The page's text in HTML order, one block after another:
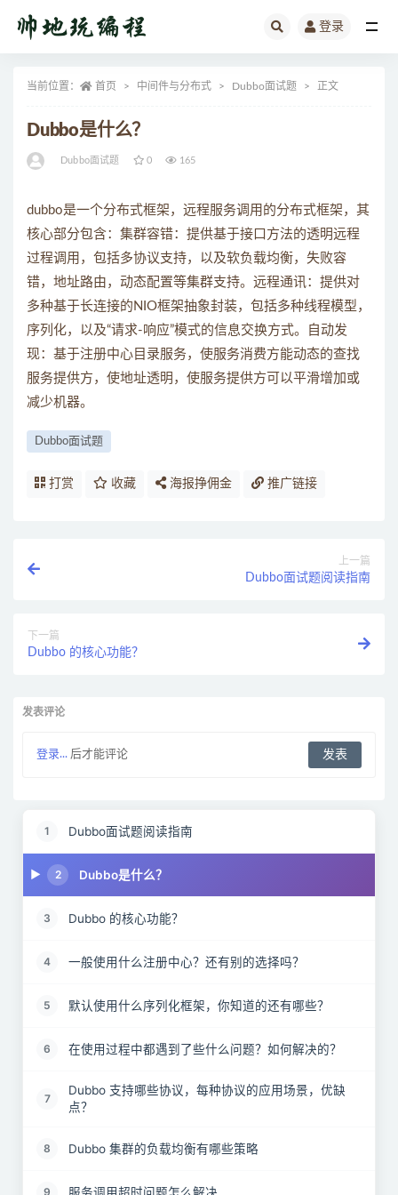
登录
当前位置： 首页 中间件与分布式 Dubbo面试题 正文
Dubbo是什么？
Dubbo面试题 0 165
dubbo是一个分布式框架，远程服务调用的分布式框架，其
核心部分包含：集群容错：提供基于接口方法的透明远程
过程调用，包括多协议支持，以及软负载均衡，失败容
错，地址路由，动态配置等集群支持。远程通讯：提供对
多种基于长连接的NIO框架抽象封装，包括多种线程模型，
序列化，以及“请求-响应”模式的信息交换方式。自动发
现：基于注册中心目录服务，使服务消费方能动态的查找
服务提供方，使地址透明，使服务提供方可以平滑增加或
减少机器。
Dubbo面试题
打赏 收藏 海报挣佣金 推广链接
上一篇
Dubbo面试题阅读指南
下一篇
Dubbo 的核心功能？
发表评论
登录... 后才能评论
1 Dubbo面试题阅读指南
2 Dubbo是什么？
3 Dubbo 的核心功能？
4 一般使用什么注册中心？还有别的选择吗？
5 默认使用什么序列化框架，你知道的还有哪些？
6 在使用过程中都遇到了些什么问题？如何解决的？
7
Dubbo 支持哪些协议，每种协议的应用场景，优缺
点？
8 Dubbo 集群的负载均衡有哪些策略
9 服务调用超时问题怎么解决